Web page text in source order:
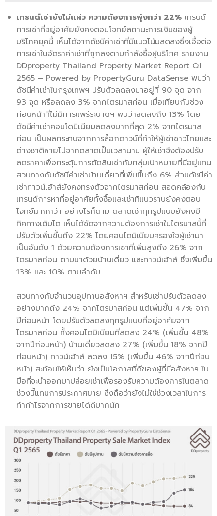
เทรนด์เช่ายังไม่แผ่ว ความต้องการพุ่งกว่า 22% เทรนด์
การเช่าที่อยู่อาศัยยังคงตอบโจทย์สถานะการเงินของผู้
บริโภคยุคนี้ เห็นได้จากดัชนีค่าเช่าที่มีแนวโน้มลดลงซึ่งเอื้อต่อ
การเช่าในอัตราค่าเช่าที่ถูกลงตามกำลังซื้อผู้บริโภค รายงาน
DDproperty Thailand Property Market Report Q1
2565 – Powered by PropertyGuru DataSense พบว่า
ดัชนีค่าเช่าในกรุงเทพฯ ปรับตัวลดลงมาอยู่ที่ 90 จุด จาก
93 จุด หรือลดลง 3% จากไตรมาสก่อน เมื่อเทียบกับช่วง
ก่อนหน้าที่ไม่มีการแพร่ระบาดฯ พบว่าลดลงถึง 13% โดย
ดัชนีค่าเช่าคอนโดมิเนียมลดลงมากที่สุด 2% จากไตรมาส
ก่อน เป็นผลกระทบจากการล็อกดาวน์ที่ทำให้ผู้เช่าชาวไทยและ
ต่างชาติหายไปจากตลาดเป็นเวลานาน ผู้ให้เช่าจึงต้องปรับ
ลดราคาเพื่อกระตุ้นการตัดสินเช่ากับกลุ่มเป้าหมายที่มีอยู่แทน
สวนทางกับดัชนีค่าเช่าบ้านเดี่ยวที่เพิ่มขึ้นถึง 6% ส่วนดัชนีค่า
เช่าทาวน์เฮ้าส์ยังคงทรงตัวจากไตรมาสก่อน สอดคล้องกับ
เทรนด์การหาที่อยู่อาศัยทั้งซื้อและเช่าที่แนวราบยังคงตอบ
โจทย์มากกว่า อย่างไรก็ตาม ตลาดเช่าทุกรูปแบบยังคงมี
ทิศทางเติบโต เห็นได้ชัดจากความต้องการเช่าในไตรมาสนี้ที่
ปรับตัวเพิ่มขึ้นถึง 22% โดยคอนโดมิเนียมครองใจผู้เช่ามา
เป็นอันดับ 1 ด้วยความต้องการเช่าที่เพิ่มสูงถึง 26% จาก
ไตรมาสก่อน ตามมาด้วยบ้านเดี่ยว และทาวน์เฮ้าส์ ซึ่งเพิ่มขึ้น
13% และ 10% ตามลำดับ
สวนทางกับจำนวนอุปทานอสังหาฯ สำหรับเช่าปรับตัวลดลง
อย่างมากถึง 24% จากไตรมาสก่อน แต่เพิ่มขึ้น 47% จาก
ปีก่อนหน้า โดยปรับตัวลดลงทุกรูปแบบที่อยู่อาศัยจาก
ไตรมาสก่อน ทั้งคอนโดมิเนียมที่ลดลง 24% (เพิ่มขึ้น 48%
จากปีก่อนหน้า) บ้านเดี่ยวลดลง 27% (เพิ่มขึ้น 18% จากปี
ก่อนหน้า) ทาวน์เฮ้าส์ ลดลง 15% (เพิ่มขึ้น 46% จากปีก่อน
หน้า) สะท้อนให้เห็นว่า ยังเป็นโอกาสที่ดีของผู้ที่มีอสังหาฯ ใน
มือที่จะนำออกมาปล่อยเช่าเพื่อรองรับความต้องการในตลาด
ช่วงนี้แทนการประกาศขาย ซึ่งถือว่ายังไม่ใช่ช่วงเวลาในการ
ทำกำไรจากการขายได้ดีมากนัก